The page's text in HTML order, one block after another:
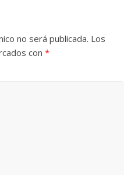
no será publicada. Los
con*